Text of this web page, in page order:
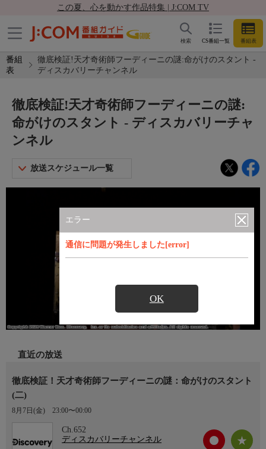
この夏、心を動かす作品特集 | J:COM TV
CS番組一覧 番組表
検索
番組
表
徹底検証!天才奇術師フーディーニの謎:命がけのスタント -
ディスカバリーチャンネル
エラー
通信に問題が発生しました[error]
OK
徹底検証!天才奇術師フーディーニの謎:
命がけのスタント - ディスカバリーチャ
ンネル
放送スケジュール一覧
直近の放送
徹底検証！天才奇術師フーディーニの謎：命がけのスタント
(二)
8月7日(金) 23:00〜00:00
Ch.652
ディスカバリーチャンネル